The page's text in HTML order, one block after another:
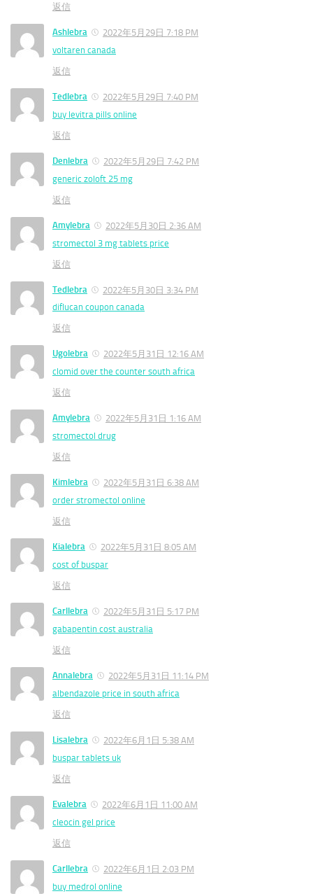
返信
Ashlebra
2022年5月29日 7:18 PM
voltaren canada
返信
Tedlebra
2022年5月29日 7:40 PM
buy levitra pills online
返信
Denlebra
2022年5月29日 7:42 PM
generic zoloft 25 mg
返信
Amylebra
2022年5月30日 2:36 AM
stromectol 3 mg tablets price
返信
Tedlebra
2022年5月30日 3:34 PM
diflucan coupon canada
返信
Ugolebra
2022年5月31日 12:16 AM
clomid over the counter south africa
返信
Amylebra
2022年5月31日 1:16 AM
stromectol drug
返信
Kimlebra
2022年5月31日 6:38 AM
order stromectol online
返信
Kialebra
2022年5月31日 8:05 AM
cost of buspar
返信
Carllebra
2022年5月31日 5:17 PM
gabapentin cost australia
返信
Annalebra
2022年5月31日 11:14 PM
albendazole price in south africa
返信
Lisalebra
2022年6月1日 5:38 AM
buspar tablets uk
返信
Evalebra
2022年6月1日 11:00 AM
cleocin gel price
返信
Carllebra
2022年6月1日 2:03 PM
buy medrol online